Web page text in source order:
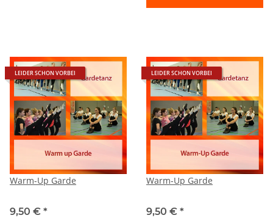
LEIDER SCHON VORBEI
Warm-Up Garde
9,50 € *
LEIDER SCHON VORBEI
Warm-Up Garde
9,50 € *